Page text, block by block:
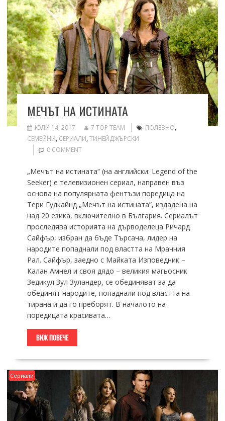
МЕЧЪТ НА ИСТИНАТА
ЮЛИ 14, 2017 7 TOP TEAM ПОЛЕЗНО,
СЕМЕЙНИ, СЕРИАЛИ, ТИНЕЙДЖЪРСКИ
0 COMMENT
„Мечът на истината“ (на английски: Legend of the
Seeker) е телевизионен сериал, направен въз
основа на популярната фентъзи поредица на
Тери Гудкайнд „Мечът на истината”, издадена на
над 20 езика, включително в България. Сериалът
проследява историята на дърводелеца Ричард
Сайфър, избран да бъде Търсача, лидер на
народите попаднали под властта на Мрачния
Рал. Сайфър, заедно с Майката Изповедник –
Калан Амнел и своя дядо – великия магьосник
Зедикул Зул Зуландер, се обединяват за да
обединят народите, попаднали под властта на
тирана и да го преборят. В началото на
поредицата красивата…
ВИЖ ПОВЕЧЕ
Сериали